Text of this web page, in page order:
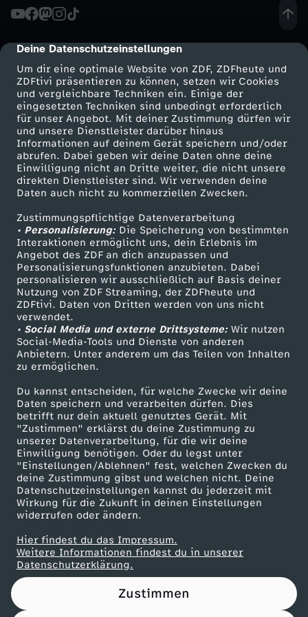
cmp-dialog-description
Deine Datenschutzeinstellungen
Um dir eine optimale Website von ZDF, ZDFheute und
ZDFtivi präsentieren zu können, setzen wir Cookies
und vergleichbare Techniken ein. Einige der
eingesetzten Techniken sind unbedingt erforderlich
für unser Angebot. Mit deiner Zustimmung dürfen wir
und unsere Dienstleister darüber hinaus
Informationen auf deinem Gerät speichern und/oder
abrufen. Dabei geben wir deine Daten ohne deine
Einwilligung nicht an Dritte weiter, die nicht unsere
direkten Dienstleister sind. Wir verwenden deine
Daten auch nicht zu kommerziellen Zwecken.
Zustimmungspflichtige Datenverarbeitung
• Personalisierung:Die Speicherung von bestimmten
Interaktionen ermöglicht uns, dein Erlebnis im
Angebot des ZDF an dich anzupassen und
Personalisierungsfunktionen anzubieten. Dabei
personalisieren wir ausschließlich auf Basis deiner
Nutzung von ZDF Streaming, der ZDFheute und
ZDFtivi. Daten von Dritten werden von uns nicht
verwendet.
• Social Media und externe Drittsysteme:Wir nutzen
Social-Media-Tools und Dienste von anderen
Anbietern. Unter anderem um das Teilen von Inhalten
zu ermöglichen.
Du kannst entscheiden, für welche Zwecke wir deine
Daten speichern und verarbeiten dürfen. Dies
betrifft nur dein aktuell genutztes Gerät. Mit
"Zustimmen" erklärst du deine Zustimmung zu
unserer Datenverarbeitung, für die wir deine
Einwilligung benötigen. Oder du legst unter
"Einstellungen/Ablehnen" fest, welchen Zwecken du
deine Zustimmung gibst und welchen nicht. Deine
Datenschutzeinstellungen kannst du jederzeit mit
Wirkung für die Zukunft in deinen Einstellungen
widerrufen oder ändern.
Hier findest du das Impressum.
Weitere Informationen findest du in unserer
Datenschutzerklärung.
Zustimmen
Mehr ZDF
ZDF-Apps
Smart TV
ZDFtext
Livestreams
Sendungen A-Z
TV-Programm
Service
ZDFmitreden
Kontakt zum ZDF
Tickets
Zuschauerservice
Hilfe
ZDF Unternehmen
Karriere
ZDF goes Schule
Werbefernsehen
Mainzelmännchen
Partner